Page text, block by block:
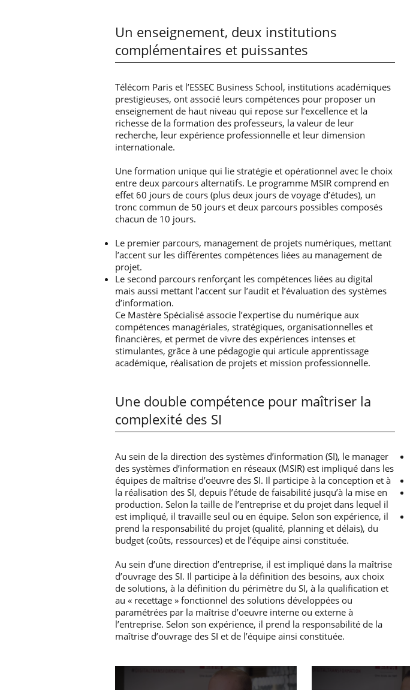
Un enseignement, deux institutions
complémentaires et puissantes
Télécom Paris et l’ESSEC Business School, institutions académiques
prestigieuses, ont associé leurs compétences pour proposer un
enseignement de haut niveau qui repose sur l’excellence et la
richesse de la formation des professeurs, la valeur de leur
recherche, leur expérience professionnelle et leur dimension
internationale.
Une formation unique qui lie stratégie et opérationnel avec le choix
entre deux parcours alternatifs. Le programme MSIR comprend en
effet 60 jours de cours (plus deux jours de voyage d’études), un
tronc commun de 50 jours et deux parcours possibles composés
chacun de 10 jours.
Le premier parcours, management de projets numériques, mettant
l’accent sur les différentes compétences liées au management de
projet.
Le second parcours renforçant les compétences liées au digital
mais aussi mettant l’accent sur l’audit et l’évaluation des systèmes
d’information.
Ce Mastère Spécialisé associe l’expertise du numérique aux
compétences managériales, stratégiques, organisationnelles et
financières, et permet de vivre des expériences intenses et
stimulantes, grâce à une pédagogie qui articule apprentissage
académique, réalisation de projets et mission professionnelle.
Une double compétence pour maîtriser la
complexité des SI
Au sein de la direction des systèmes d’information (SI), le manager
des systèmes d’information en réseaux (MSIR) est impliqué dans les
équipes de maîtrise d’oeuvre des SI. Il participe à la conception et à
la réalisation des SI, depuis l’étude de faisabilité jusqu’à la mise en
production. Selon la taille de l’entreprise et du projet dans lequel il
est impliqué, il travaille seul ou en équipe. Selon son expérience, il
prend la responsabilité du projet (qualité, planning et délais), du
budget (coûts, ressources) et de l’équipe ainsi constituée.
Au sein d’une direction d’entreprise, il est impliqué dans la maîtrise
d’ouvrage des SI. Il participe à la définition des besoins, aux choix
de solutions, à la définition du périmètre du SI, à la qualification et
au « recettage » fonctionnel des solutions développées ou
paramétrées par la maîtrise d’oeuvre interne ou externe à
l’entreprise. Selon son expérience, il prend la responsabilité de la
maîtrise d’ouvrage des SI et de l’équipe ainsi constituée.